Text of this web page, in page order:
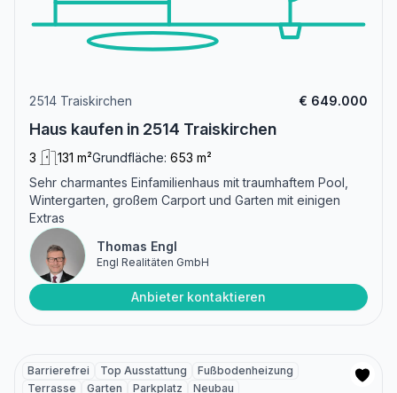
2514 Traiskirchen € 649.000
Haus kaufen in 2514 Traiskirchen
3 131 m²Grundfläche: 653 m²
Sehr charmantes Einfamilienhaus mit traumhaftem Pool,
Wintergarten, großem Carport und Garten mit einigen
Extras
Thomas Engl
Engl Realitäten GmbH
Anbieter kontaktieren
Barrierefrei Top Ausstattung
Fußbodenheizung
Terrasse
Garten Parkplatz Neubau